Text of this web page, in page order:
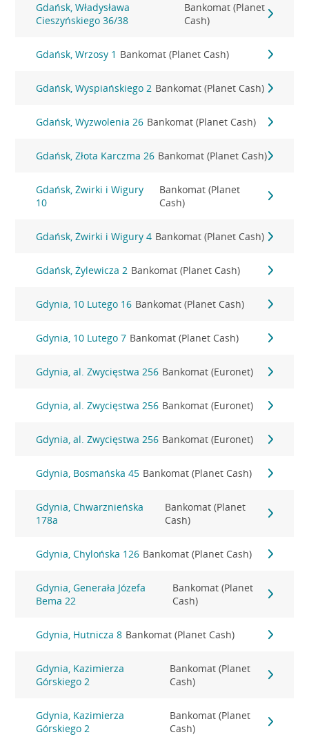
Gdańsk, Władysława
Cieszyńskiego 36/38
Bankomat (Planet
Cash)
Gdańsk, Wrzosy 1 Bankomat (Planet Cash)
Gdańsk, Wyspiańskiego 2 Bankomat (Planet Cash)
Gdańsk, Wyzwolenia 26 Bankomat (Planet Cash)
Gdańsk, Złota Karczma 26 Bankomat (Planet Cash)
Gdańsk, Żwirki i Wigury
10
Bankomat (Planet
Cash)
Gdańsk, Żwirki i Wigury 4 Bankomat (Planet Cash)
Gdańsk, Żylewicza 2 Bankomat (Planet Cash)
Gdynia, 10 Lutego 16 Bankomat (Planet Cash)
Gdynia, 10 Lutego 7 Bankomat (Planet Cash)
Gdynia, al. Zwycięstwa 256 Bankomat (Euronet)
Gdynia, al. Zwycięstwa 256 Bankomat (Euronet)
Gdynia, al. Zwycięstwa 256 Bankomat (Euronet)
Gdynia, Bosmańska 45 Bankomat (Planet Cash)
Gdynia, Chwarznieńska
178a
Bankomat (Planet
Cash)
Gdynia, Chylońska 126 Bankomat (Planet Cash)
Gdynia, Generała Józefa
Bema 22
Bankomat (Planet
Cash)
Gdynia, Hutnicza 8 Bankomat (Planet Cash)
Gdynia, Kazimierza
Górskiego 2
Bankomat (Planet
Cash)
Gdynia, Kazimierza
Górskiego 2
Bankomat (Planet
Cash)